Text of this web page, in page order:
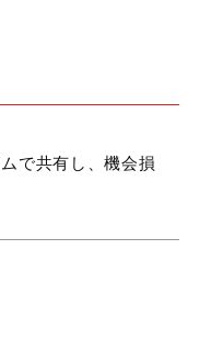
で共有し、機会損